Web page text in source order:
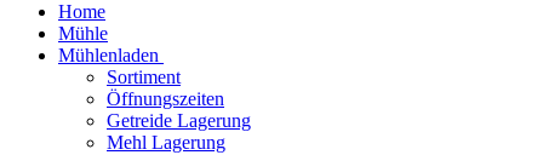
Home
Mühle
Mühlenladen
Sortiment
Öffnungszeiten
Getreide Lagerung
Mehl Lagerung